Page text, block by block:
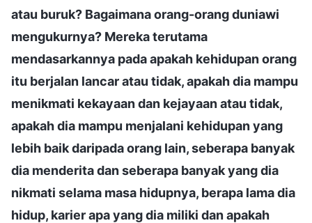
atau buruk? Bagaimana orang-orang duniawi
mengukurnya? Mereka terutama
mendasarkannya pada apakah kehidupan orang
itu berjalan lancar atau tidak, apakah dia mampu
menikmati kekayaan dan kejayaan atau tidak,
apakah dia mampu menjalani kehidupan yang
lebih baik daripada orang lain, seberapa banyak
dia menderita dan seberapa banyak yang dia
nikmati selama masa hidupnya, berapa lama dia
hidup, karier apa yang dia miliki dan apakah